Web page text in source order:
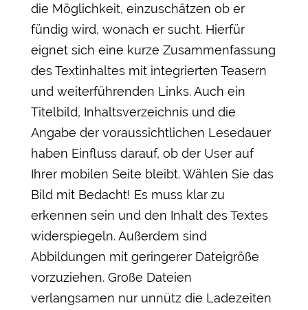
die Möglichkeit, einzuschätzen ob er
fündig wird, wonach er sucht. Hierfür
eignet sich eine kurze Zusammenfassung
des Textinhaltes mit integrierten Teasern
und weiterführenden Links. Auch ein
Titelbild, Inhaltsverzeichnis und die
Angabe der voraussichtlichen Lesedauer
haben Einfluss darauf, ob der User auf
Ihrer mobilen Seite bleibt. Wählen Sie das
Bild mit Bedacht! Es muss klar zu
erkennen sein und den Inhalt des Textes
widerspiegeln. Außerdem sind
Abbildungen mit geringerer Dateigröße
vorzuziehen. Große Dateien
verlangsamen nur unnütz die Ladezeiten